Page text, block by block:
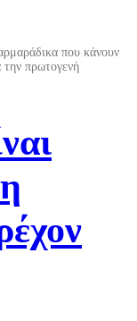
που κάνουν
την πρωτογενή